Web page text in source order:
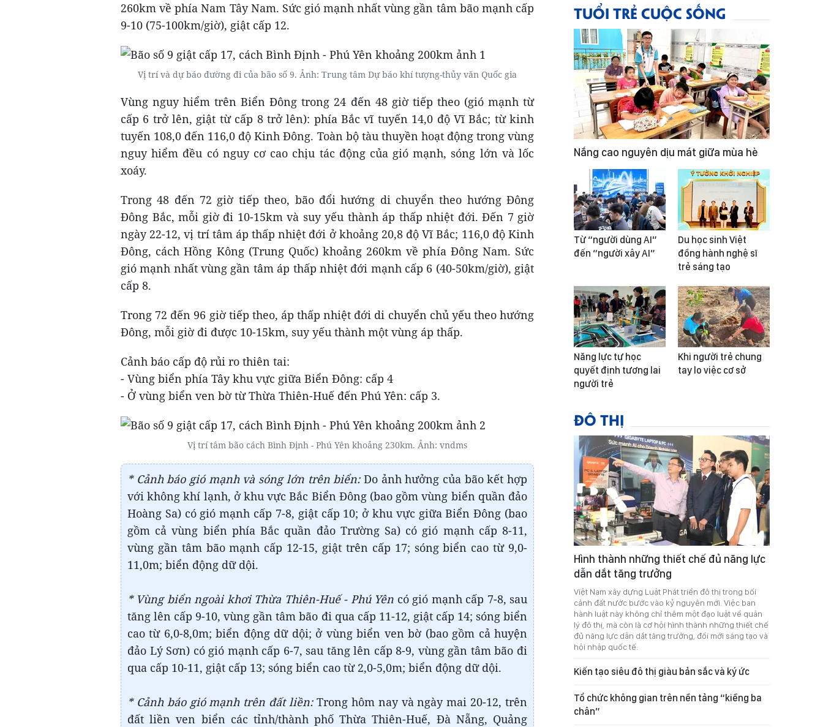
260km về phía Nam Tây Nam. Sức gió mạnh nhất vùng gần tâm bão mạnh cấp
9-10 (75-100km/giờ), giật cấp 12.
Vị trí và dự báo đường đi của bão số 9. Ảnh: Trung tâm Dự báo khí tượng-thủy văn Quốc gia
Vùng nguy hiểm trên Biển Đông trong 24 đến 48 giờ tiếp theo (gió mạnh từ
cấp 6 trở lên, giật từ cấp 8 trở lên): phía Bắc vĩ tuyến 14,0 độ Vĩ Bắc; từ kinh
tuyến 108,0 đến 116,0 độ Kinh Đông. Toàn bộ tàu thuyền hoạt động trong vùng
nguy hiểm đều có nguy cơ cao chịu tác động của gió mạnh, sóng lớn và lốc
xoáy.
Trong 48 đến 72 giờ tiếp theo, bão đổi hướng di chuyển theo hướng Đông
Đông Bắc, mỗi giờ đi 10-15km và suy yếu thành áp thấp nhiệt đới. Đến 7 giờ
ngày 22-12, vị trí tâm áp thấp nhiệt đới ở khoảng 20,8 độ Vĩ Bắc; 116,0 độ Kinh
Đông, cách Hồng Kông (Trung Quốc) khoảng 260km về phía Đông Nam. Sức
gió mạnh nhất vùng gần tâm áp thấp nhiệt đới mạnh cấp 6 (40-50km/giờ), giật
cấp 8.
Trong 72 đến 96 giờ tiếp theo, áp thấp nhiệt đới di chuyển chủ yếu theo hướng
Đông, mỗi giờ đi được 10-15km, suy yếu thành một vùng áp thấp.
Cảnh báo cấp độ rủi ro thiên tai:
- Vùng biển phía Tây khu vực giữa Biển Đông: cấp 4
- Ở vùng biển ven bờ từ Thừa Thiên-Huế đến Phú Yên: cấp 3.
Vị trí tâm bão cách Bình Định - Phú Yên khoảng 230km. Ảnh: vndms
* Cảnh báo gió mạnh và sóng lớn trên biển:Do ảnh hưởng của bão kết hợp
với không khí lạnh, ở khu vực Bắc Biển Đông (bao gồm vùng biển quần đảo
Hoàng Sa) có gió mạnh cấp 7-8, giật cấp 10; ở khu vực giữa Biển Đông (bao
gồm cả vùng biển phía Bắc quần đảo Trường Sa) có gió mạnh cấp 8-11,
vùng gần tâm bão mạnh cấp 12-15, giật trên cấp 17; sóng biển cao từ 9,0-
11,0m; biển động dữ dội.
* Vùng biển ngoài khơi Thừa Thiên-Huế - Phú Yên có gió mạnh cấp 7-8, sau
tăng lên cấp 9-10, vùng gần tâm bão đi qua cấp 11-12, giật cấp 14; sóng biển
cao từ 6,0-8,0m; biển động dữ dội; ở vùng biển ven bờ (bao gồm cả huyện
đảo Lý Sơn) có gió mạnh cấp 6-7, sau tăng lên cấp 8-9, vùng gần tâm bão đi
qua cấp 10-11, giật cấp 13; sóng biển cao từ 2,0-5,0m; biển động dữ dội.
* Cảnh báo gió mạnh trên đất liền:Trong hôm nay và ngày mai 20-12, trên
đất liền ven biển các tỉnh/thành phố Thừa Thiên-Huế, Đà Nẵng, Quảng
TUỔI TRẺ CUỘC SỐNG
Nắng cao nguyên dịu mát giữa mùa hè
Từ “người dùng AI”
đến “người xây AI”
Du học sinh Việt
đồng hành nghệ sĩ
trẻ sáng tạo
Năng lực tự học
quyết định tương lai
người trẻ
Khi người trẻ chung
tay lo việc cơ sở
ĐÔ THỊ
Hình thành những thiết chế đủ năng lực
dẫn dắt tăng trưởng
Việt Nam xây dựng Luật Phát triển đô thị trong bối
cảnh đất nước bước vào kỷ nguyên mới. Việc ban
hành luật này không chỉ thêm một đạo luật về quản
lý đô thị, mà còn là cơ hội hình thành những thiết chế
đủ năng lực dẫn dắt tăng trưởng, đổi mới sáng tạo và
hội nhập quốc tế.
Kiến tạo siêu đô thị giàu bản sắc và ký ức
Tổ chức không gian trên nền tảng “kiềng ba
chân”